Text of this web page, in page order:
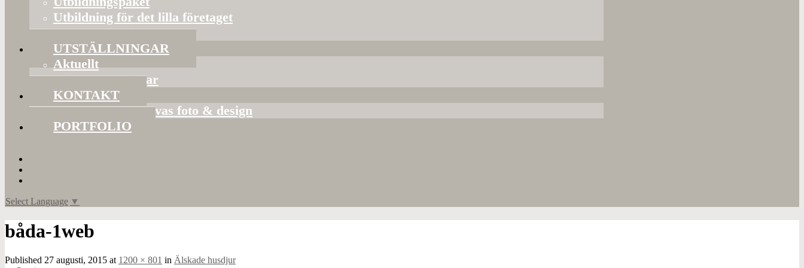
Utbildning för det lilla företaget
Bildorganisering
UTSTÄLLNINGAR
Aktuellt
Mina utställningar
KONTAKT
Presentkort hos Evas foto & design
PORTFOLIO
Select Language ▼
båda-1web
Published 27 augusti, 2015 at 1200 × 801 in Älskade husdjur